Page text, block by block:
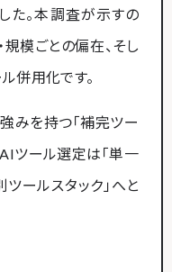
た。本調査が示すの
規模ごとの偏在、そし
併用化です。
みを持つ「補完ツー
ツール選定は「単一
ールスタック」へと